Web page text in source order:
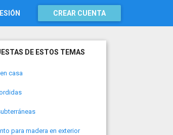
CREAR CUENTA
DE ESTOS TEMAS
casa
para madera en exterior